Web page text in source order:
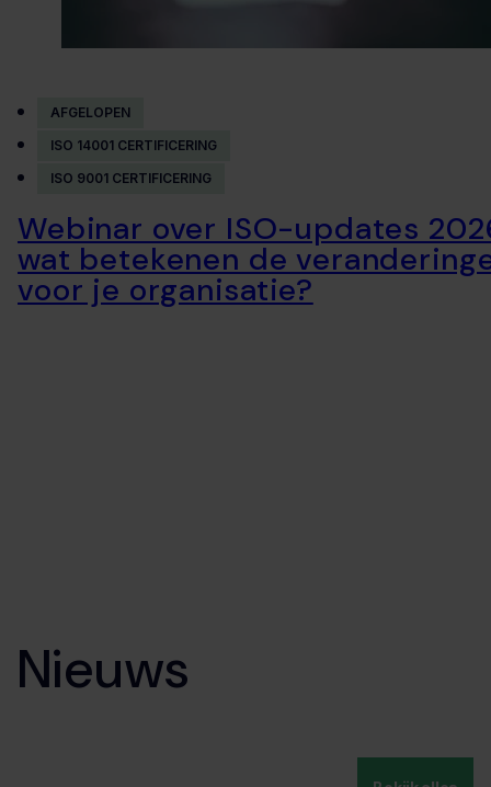
AFGELOPEN
ISO 14001 CERTIFICERING
ISO 9001 CERTIFICERING
Webinar over ISO-updates
wat betekenen de
voor je organisatie?
Nieuws